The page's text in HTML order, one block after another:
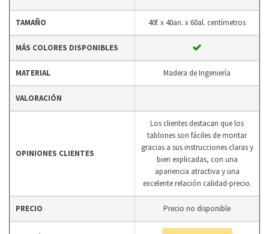
TAMAÑO 40f. x 40an. x 60al. centímetros
MÁS COLORES DISPONIBLES
MATERIAL Madera de Ingeniería
VALORACIÓN
OPINIONES CLIENTES
Los clientes destacan que los
tablones son fáciles de montar
gracias a sus instrucciones claras y
bien explicadas, con una
apariencia atractiva y una
excelente relación calidad-precio.
PRECIO Precio no disponible